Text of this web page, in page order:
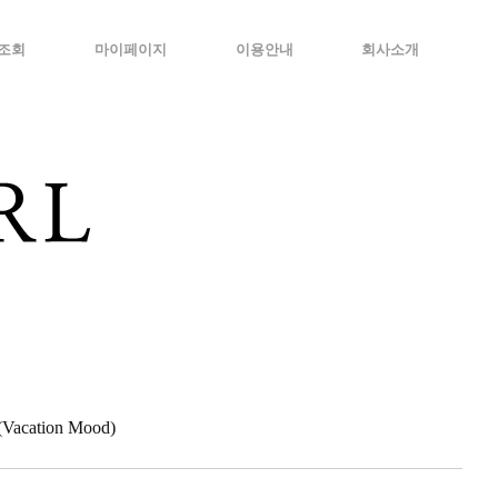
회 마이페이지 이용안내 회사소개
Mood)